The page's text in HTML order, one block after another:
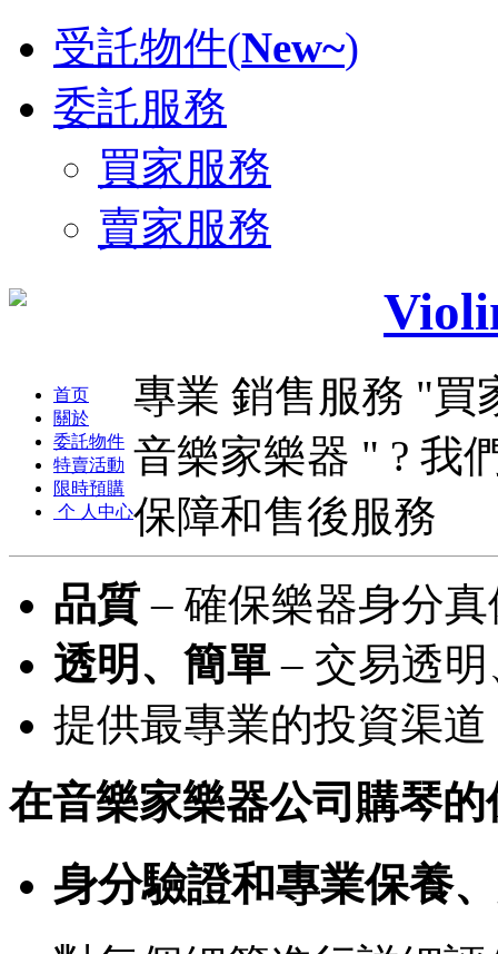
受託物件(New~)
委託服務
買家服務
賣家服務
首页
關於
委託物件
特賣活動
限時預購
个 人中心
專業 銷售服務 "買
音樂家樂器 " ? 我
保障和售後服務
品質– 確保樂器身分
透明、簡單 – 交易透
提供最專業的投資渠道
在音樂家樂器公司購琴的
身分驗證和專業保養